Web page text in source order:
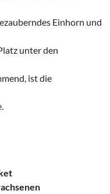
Einhorn und
unter den
ist die